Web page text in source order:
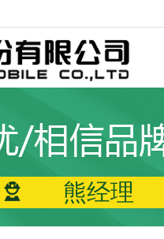
熊经理